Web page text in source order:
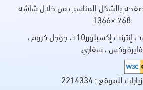
بالشكل المناسب من خلال شاشه
768 ×1366
يدعم مايكروسوفت إنترنت إكسبلورر10+، جوجل كروم ،
فايرفوكس ، سفاري
للموقع : 2214334